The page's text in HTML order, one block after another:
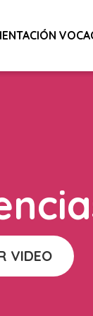
VIDEO